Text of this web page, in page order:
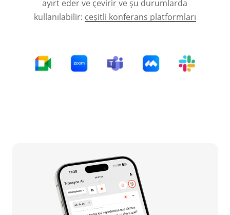
ayırt eder ve çevirir ve şu durumlarda
kullanılabilir: çeşitli konferans platformları